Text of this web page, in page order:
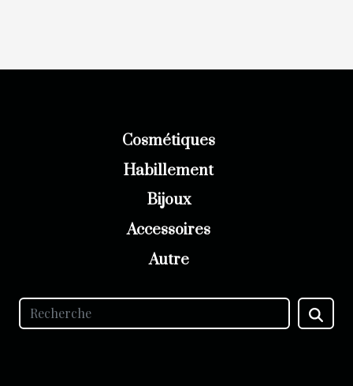
Cosmétiques
Habillement
Bijoux
Accessoires
Autre